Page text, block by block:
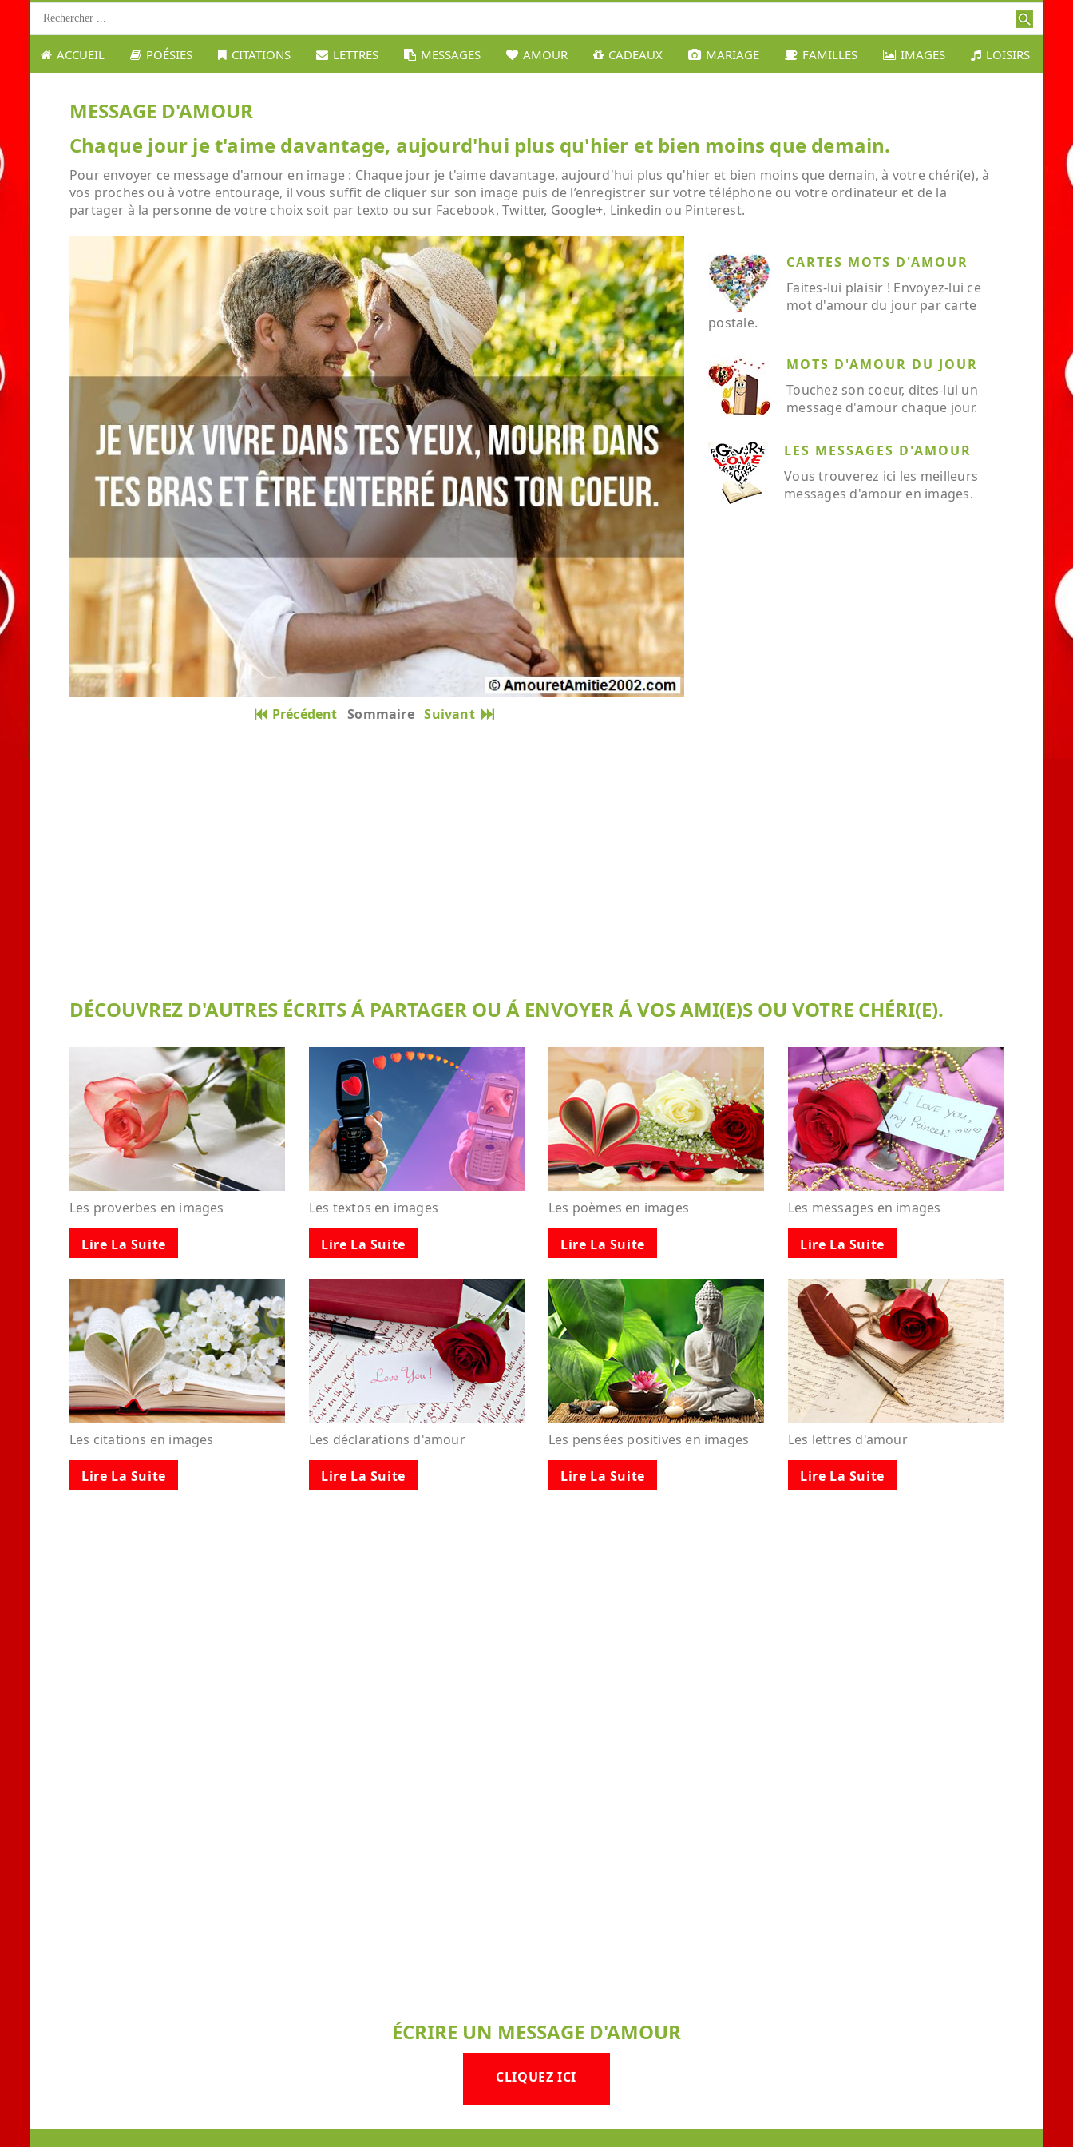
ACCUEIL POÉSIES CITATIONS LETTRES MESSAGES AMOUR CADEAUX MARIAGE FAMILLES IMAGES LOISIRS
MESSAGE D'AMOUR
Chaque jour je t'aime davantage, aujourd'hui plus qu'hier et bien moins que demain.
Pour envoyer ce message d'amour en image : Chaque jour je t'aime davantage, aujourd'hui plus qu'hier et bien moins que demain, à votre chéri(e), à
vos proches ou à votre entourage, il vous suffit de cliquer sur son image puis de l’enregistrer sur votre téléphone ou votre ordinateur et de la
partager à la personne de votre choix soit par texto ou sur Facebook, Twitter, Google+, Linkedin ou Pinterest.
Précédent Sommaire Suivant
CARTES MOTS D'AMOUR
Faites-lui plaisir ! Envoyez-lui ce
mot d'amour du jour par carte
postale.
MOTS D'AMOUR DU JOUR
Touchez son coeur, dites-lui un
message d'amour chaque jour.
LES MESSAGES D'AMOUR
Vous trouverez ici les meilleurs
messages d'amour en images.
DÉCOUVREZ D'AUTRES ÉCRITS Á PARTAGER OU Á ENVOYER Á VOS AMI(E)S OU VOTRE CHÉRI(E).
Les proverbes en images
Lire La Suite
Les textos en images
Lire La Suite
Les poèmes en images
Lire La Suite
Les messages en images
Lire La Suite
Les citations en images
Lire La Suite
Les déclarations d'amour
Lire La Suite
Les pensées positives en images
Lire La Suite
Les lettres d'amour
Lire La Suite
ÉCRIRE UN MESSAGE D'AMOUR
CLIQUEZ ICI